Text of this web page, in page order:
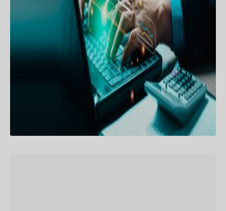
completo
A Importância do Tráfego Pago para Negócios
em Crescimento No mundo acelerado do
marketing digital, os negócios em crescimento
enfrentam o desafio contínuo de captar
CONTINUAR LENDO